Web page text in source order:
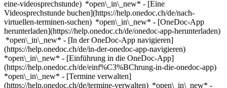
eine-videosprechstunde) *open\_in\_new* - [Eine
Videosprechstunde buchen](https://help.onedoc.ch/de/nach-
virtuellen-terminen-suchen) *open\_in\_new* - [OneDoc-App
herunterladen](https://help.onedoc.ch/de/onedoc-app-herunterladen)
*open\_in\_new* - [In der OneDoc-App navigieren]
(https://help.onedoc.ch/de/in-der-onedoc-app-navigieren)
*open\_in\_new* - [Einführung in die OneDoc-App]
(https://help.onedoc.ch/de/einf%C3%BChrung-in-die-onedoc-app)
*open\_in\_new* - [Termine verwalten](https://help.onedoc.ch/de/termine-verwalten) *open\_in\_new* - [Termine absagen](https://help.onedoc.ch/de/online-gebuchte-termine-absagen) *open\_in\_new* - [Ich erhalte keine Terminbestätigung](https://help.onedoc.ch/de/ich-erhalte-keine-terminbest%C3%A4tigung) *open\_in\_new* [Alle unsere Artikel anzeigen *open\_in\_new*](https://help.onedoc.ch/de/) close ## Ihre Suche bearbeiten ![Haus mit Pluszeichen, das anzeigt, dass eine Konsultation vor Ort möglich ist](https://www.onedoc.ch/assets/images/icons/on-site.svg) Vor Ort ![Kamera mit Play-Symbol, die anzeigt, dass eine Konsultation per Video aus der Ferne möglich ist](https://www.onedoc.ch/assets/images/icons/remote.svg) Virtuell Suche #### Fachrichtung #### Gesundheitsfachperson #### Einrichtung edit Sportmediziner in der Schweiz tune Filter Neue Patienten*keyboard\_arrow\_down* - Zugelassen*check\_circle* Gesprochene Sprachen*keyboard\_arrow\_down* - Deutsch*check\_circle* - Englisch*check\_circle* - Französisch*check\_circle* - Griechisch*check\_circle* - Italienisch*check\_circle* - Niederländisch*check\_circle* - Polnisch*check\_circle* - Portugiesisch*check\_circle* - Rumänisch*check\_circle* - Rätoromanisch*check\_circle* - Slowakisch*check\_circle* - Spanisch*check\_circle* - Tschechisch*check\_circle* Geschlecht*keyboard\_arrow\_down* - Weiblich*check\_circle* - Männlich*check\_circle* Netzwerk*keyboard\_arrow\_down* - Hirslanden*check\_circle* - zmed*check\_circle* - Zürcher Gesundheitsnetz*check\_circle* - Igomed Thun*check\_circle* - Medbase*check\_circle* - Réseau Delta*check\_circle* Verfügbarkeit*keyboard\_arrow\_down* - Heute*check\_circle* - In den nächsten 3 Tagen*check\_circle* - In den nächsten 7 Tagen*check\_circle* - In den nächsten 14 Tagen*check\_circle* # Sportmedizin in der Schweiz: Buchen Sie heute Ihren Termin online [![Notfälle Zentrum für Unfallchirurgie, Chirurg in Zürich](https://assets.onedoc.ch/images/users/c90b5caeeca4c9febd6a61f70e875e9b3704e27fc8fc168a33a44d2e8447c8b6-small.jpg "Notfälle Zentrum für Unfallchirurgie, Chirurg in Zürich")](https://www.onedoc.ch/de/chirurg/zurich/pbpt9/notfalle-zentrum-fur-unfallchirurgie) ### [Notfälle Zentrum für Unfallchirurgie](https://www.onedoc.ch/de/chirurg/zurich/pbpt9/notfalle-zentrum-fur-unfallchirurgie) ![Abzeichen, das ein verifiziertes Profil kennzeichnet](https://www.onedoc.ch/assets/images/icons/checkmark.svg) [Chirurg](https://www.onedoc.ch/de/chirurg/zurich), [Sportmediziner](https://www.onedoc.ch/de/sportmediziner/zurich) [Zentrum für Unfallchirurgie - Hirslanden Klinik Im Park](https://www.onedoc.ch/de/medizinische-praxis/zurich/ew82/zentrum-fur-unfallchirurgie-hirslanden-klinik-im-park) Seestrasse 220 8002 Zürich ![Patient mit Pluszeichen, der anzeigt, dass neue Patienten angenommen werden](https://www.onedoc.ch/assets/images/icons/new-patients.svg)Akzeptiert neue Patienten [Termin buchen](https://www.onedoc.ch/de/chirurg/zurich/pbpt9/notfalle-zentrum-fur-unfallchirurgie) *chevron\_left* Mi. 05 Aug. *chevron\_right* Mehr Termine anzeigen *error\_outline* Beim Laden der Verfügbarkeiten ist ein Fehler aufgetreten [Erneut versuchen](https://www.onedoc.ch) [![Dr. Adrien Schwitzguébel, Sportmediziner in Neuenburg](https://assets.onedoc.ch/images/users/3e27b553501b2d32cd50f38a0987262078b07c4792f96dd2d71829ad2dc562b7-small.jpg "Dr. Adrien Schwitzguébel, Sportmediziner in Neuenburg")](https://www.onedoc.ch/de/sportmediziner/neuenburg/pcsej/dr-adrien-schwitzguebel) ### [Dr. Adrien Schwitzguébel](https://www.onedoc.ch/de/sportmediziner/neuenburg/pcsej/dr-adrien-schwitzguebel) ![Abzeichen, das ein verifiziertes Profil kennzeichnet](https://www.onedoc.ch/assets/images/icons/checkmark.svg) [Sportmediziner](https://www.onedoc.ch/de/sportmediziner/neuenburg) [AS Médecine du sport - Neuchâtel](https://www.onedoc.ch/de/medizinische-praxis/neuenburg/et93/as-medecine-du-sport-neuchatel) Avenue du Premier-Mars 29 2000 Neuenburg ![Patient mit Pluszeichen, der anzeigt, dass neue Patienten angenommen werden](https://www.onedoc.ch/assets/images/icons/new-patients.svg)Akzeptiert neue Patienten [Termin buchen](https://www.onedoc.ch/de/sportmediziner/neuenburg/pcsej/dr-adrien-schwitzguebel) *chevron\_left* Mi. 05 Aug. *chevron\_right* Mehr Termine anzeigen *error\_outline* Beim Laden der Verfügbarkeiten ist ein Fehler aufgetreten [Erneut versuchen](https://www.onedoc.ch) [![Dr. Mallaury Julliard, Fachärztin für Allgemeine Innere Medizin in Le Mont-sur-Lausanne](https://assets.onedoc.ch/images/users/2ed27dcd7bb37b8109feb843d32a712408b63f172b8d531415ef99d8c1eced20-small.jpg "Dr. Mallaury Julliard, Fachärztin für Allgemeine Innere Medizin in Le Mont-sur-Lausanne")](https://www.onedoc.ch/de/facharztin-fur-allgemeine-innere-medizin/le-mont-sur-lausanne/pczkc/dr-mallaury-julliard) ### [Dr. Mallaury Julliard](https://www.onedoc.ch/de/facharztin-fur-allgemeine-innere-medizin/le-mont-sur-lausanne/pczkc/dr-mallaury-julliard) ![Abzeichen, das ein verifiziertes Profil kennzeichnet](https://www.onedoc.ch/assets/images/icons/checkmark.svg) [Fachärztin für Allgemeine Innere Medizin](https://www.onedoc.ch/de/facharzt-fur-allgemeine-innere-medizin/le-mont-sur-lausanne), [Sportmedizinerin](https://www.onedoc.ch/de/sportmediziner/le-mont-sur-lausanne) [MotionLab - Mont-sur-Lausanne](https://www.onedoc.ch/de/medizinisches-zentrum/le-mont-sur-lausanne/ela3/motionlab-mont-sur-lausanne) Chemin du Petit-Flon 29 1052 Le Mont-sur-Lausanne ![Patient mit Pluszeichen, der anzeigt, dass neue Patienten angenommen werden](https://www.onedoc.ch/assets/images/icons/new-patients.svg)Akzeptiert neue Patienten [Termin buchen](https://www.onedoc.ch/de/facharztin-fur-allgemeine-innere-medizin/le-mont-sur-lausanne/pczkc/dr-mallaury-julliard) Expertisen:[Athletenüberwachung](https://www.onedoc.ch/de/athletenuberwachung/le-mont-sur-lausanne), [Vorsorgeuntersuchung | Check up](https://www.onedoc.ch/de/vorsorgeuntersuchung-check-up/le-mont-sur-lausanne)Mehr anzeigen *chevron\_left* Mi. 05 Aug. *chevron\_right* Mehr Termine anzeigen *error\_outline* Beim Laden der Verfügbarkeiten ist ein Fehler aufgetreten [Erneut versuchen](https://www.onedoc.ch) Expertisen:[Athletenüberwachung](https://www.onedoc.ch/de/athletenuberwachung/le-mont-sur-lausanne), [Vorsorgeuntersuchung | Check up](https://www.onedoc.ch/de/vorsorgeuntersuchung-check-up/le-mont-sur-lausanne)Mehr anzeigen [![Dr. med. René Zenhäusern, Physikalischer und Rehabilitationsmediziner in Zürich](https://assets.onedoc.ch/images/users/debf9bf3213f97ef8c05830c716ace0b53aab172a1d45b70f2a0d0a2b4bc214c-small.jpg "Dr. med. René Zenhäusern, Physikalischer und Rehabilitationsmediziner in Zürich")](https://www.onedoc.ch/de/physikalischer-und-rehabilitationsmediziner/zurich/pclw8/dr-med-rene-zenhausern) ### [Dr. med. René Zenhäusern](https://www.onedoc.ch/de/physikalischer-und-rehabilitationsmediziner/zurich/pclw8/dr-med-rene-zenhausern) ![Abzeichen, das ein verifiziertes Profil kennzeichnet](https://www.onedoc.ch/assets/images/icons/checkmark.svg) [Physikalischer und Rehabilitationsmediziner](https://www.onedoc.ch/de/physikalischer-und-rehabilitationsmediziner/zurich), [Sportmediziner](https://www.onedoc.ch/de/sportmediziner/zurich) [RehaZeno](https://www.onedoc.ch/de/physiotherapiepraxis/zurich/e36h/rehazeno) Forchstrasse 51 8032 Zürich ![Dr. med. René Zenhäusern ist bei Hirslanden angeschlossen](https://assets.onedoc.ch/images/networks/logos/7a9c24ef8e66c111282a51999a6cedf6d489b2b7daf5ce11d914499004b82a1b-small.png) ![Patient mit Pluszeichen, der anzeigt, dass neue Patienten angenommen werden](https://www.onedoc.ch/assets/images/icons/new-patients.svg)Akzeptiert neue Patienten [Termin buchen](https://www.onedoc.ch/de/physikalischer-und-rehabilitationsmediziner/zurich/pclw8/dr-med-rene-zenhausern) *chevron\_left* Mi. 05 Aug. *chevron\_right* Mehr Termine anzeigen *error\_outline* Beim Laden der Verfügbarkeiten ist ein Fehler aufgetreten [Erneut versuchen](https://www.onedoc.ch) [![Dr. Angela Ruwell, Sportmedizinerin in Zürich](https://assets.onedoc.ch/images/users/00c48b10dd07b4225b27cac53d9a4696b861ebc52a5d63368d3e9c4b38bf410e.jpg "Dr. Angela Ruwell, Sportmedizinerin in Zürich")](https://www.onedoc.ch/de/sportmedizinerin/zurich/pbjtj/dr-angela-ruwell) ### [Dr. Angela Ruwell](https://www.onedoc.ch/de/sportmedizinerin/zurich/pbjtj/dr-angela-ruwell) [Sportmedizinerin](https://www.onedoc.ch/de/sportmediziner/zurich) [Medbase Zürich Löwenstrasse](https://www.onedoc.ch/de/medizinisches-zentrum/zurich/ewn6/medbase-zurich-lowenstrasse) Löwenstrasse 29 8001 Zürich ![Dr. Angela Ruwell ist bei Medbase angeschlossen](https://assets.onedoc.ch/images/networks/logos/f5eeafeb3e2695f80dba6bfea4fc4a0c36c3323a83934f509b4377455dac4244-small.png) ![Patient mit Pluszeichen, der anzeigt, dass neue Patienten angenommen werden](https://www.onedoc.ch/assets/images/icons/new-patients.svg)Akzeptiert neue Patienten [Termin buchen](https://www.onedoc.ch/de/sportmedizinerin/zurich/pbjtj/dr-angela-ruwell) [![Dr. Alessandro Lai, Sportmediziner in Zürich](https://assets.onedoc.ch/images/users/bdbae7c092601763d39189336ce39c43408364a1a5920f63b89c00b2ea58f7c9-small.jpg "Dr. Alessandro Lai, Sportmediziner in Zürich")](https://www.onedoc.ch/de/sportmediziner/zurich/pcnqu/dr-alessandro-lai) ### [Dr. Alessandro Lai](https://www.onedoc.ch/de/sportmediziner/zurich/pcnqu/dr-alessandro-lai) [Sportmediziner](https://www.onedoc.ch/de/sportmediziner/zurich) [Medbase Zürich Löwenstrasse](https://www.onedoc.ch/de/medizinisches-zentrum/zurich/ewn6/medbase-zurich-lowenstrasse) Löwenstrasse 29 8001 Zürich ![Dr. Alessandro Lai ist bei Medbase angeschlossen](https://assets.onedoc.ch/images/networks/logos/f5eeafeb3e2695f80dba6bfea4fc4a0c36c3323a83934f509b4377455dac4244-small.png) ![Patient mit Pluszeichen, der anzeigt, dass neue Patienten angenommen werden](https://www.onedoc.ch/assets/images/icons/new-